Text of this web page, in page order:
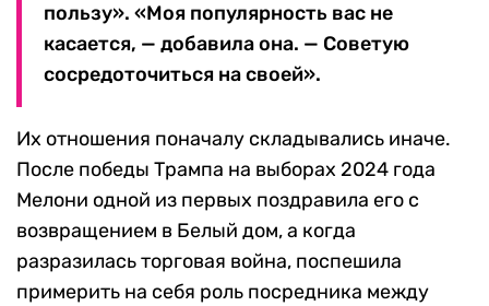
пользу». «Моя популярность вас не
касается, — добавила она. — Советую
сосредоточиться на своей».
Их отношения поначалу складывались иначе.
После победы Трампа на выборах 2024 года
Мелони одной из первых поздравила его с
возвращением в Белый дом, а когда
разразилась торговая война, поспешила
примерить на себя роль посредника между